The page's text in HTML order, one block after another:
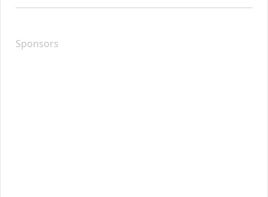
Sponsors